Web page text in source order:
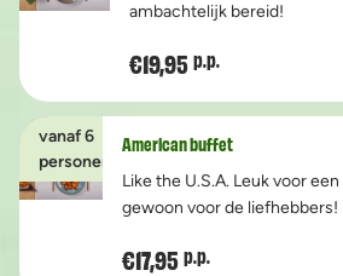
ambachtelijk bereid!
€19,95 p.p.
vanaf 6
personen
American buffet
Like the U.S.A. Leuk voor
gewoon voor de liefhebbers!
€17,95 p.p.